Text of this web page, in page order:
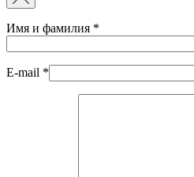
Имя и фамилия *
E-mail *